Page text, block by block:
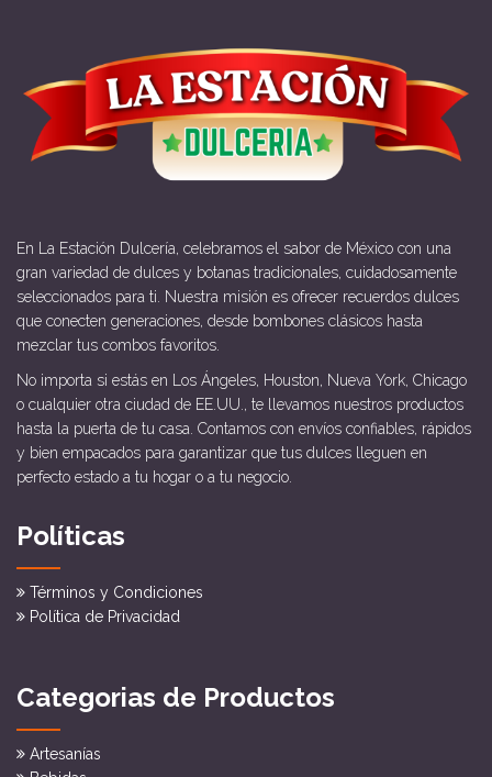
En La Estación Dulcería, celebramos el sabor de México con una
gran variedad de dulces y botanas tradicionales, cuidadosamente
seleccionados para ti. Nuestra misión es ofrecer recuerdos dulces
que conecten generaciones, desde bombones clásicos hasta
mezclar tus combos favoritos.
No importa si estás en Los Ángeles, Houston, Nueva York, Chicago
o cualquier otra ciudad de EE.UU., te llevamos nuestros productos
hasta la puerta de tu casa. Contamos con envíos confiables, rápidos
y bien empacados para garantizar que tus dulces lleguen en
perfecto estado a tu hogar o a tu negocio.
Políticas
Términos y Condiciones
Política de Privacidad
Categorias de Productos
Artesanías